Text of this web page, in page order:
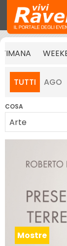
TUTTI AGO
COSA
Arte
Mostre